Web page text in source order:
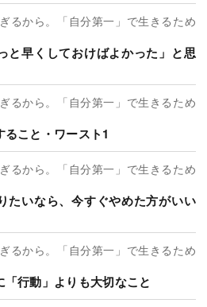
るから。「自分第一」で生きるため
と早くしておけばよかった」と思
るから。「自分第一」で生きるため
こと・ワースト1
るから。「自分第一」で生きるため
たいなら、今すぐやめた方がいい
るから。「自分第一」で生きるため
行動」よりも大切なこと